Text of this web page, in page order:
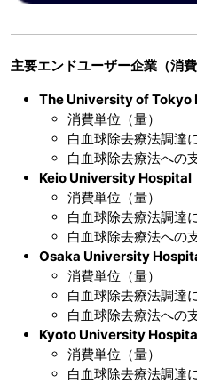
主要エンドユーザー企業（消費
The University of Tokyo
消費単位（量）
白血球除去療法調達
白血球除去療法への
Keio University Hospital
消費単位（量）
白血球除去療法調達
白血球除去療法への
Osaka University
消費単位（量）
白血球除去療法調達
白血球除去療法への
Kyoto University
消費単位（量）
白血球除去療法調達